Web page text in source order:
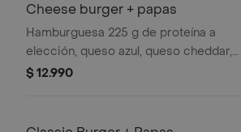
Cheese burger + papas
Hamburguesa 225 g de proteína a
elección, queso azul, queso cheddar,
queso mantecoso, alioli, cebolla
$ 12.990